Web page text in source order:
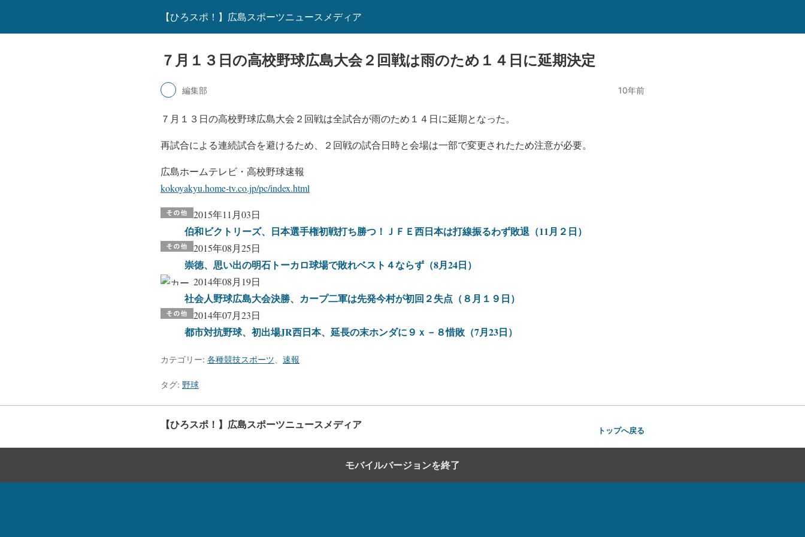
【ひろスポ！】広島スポーツニュースメディア
７月１３日の高校野球広島大会２回戦は雨のため１４日に延期決定
編集部 10年前
７月１３日の高校野球広島大会２回戦は全試合が雨のため１４日に延期となった。
再試合による連続試合を避けるため、２回戦の試合日時と会場は一部で変更されたため注意が必要。
広島ホームテレビ・高校野球速報
kokoyakyu.home-tv.co.jp/pc/index.html
2015年11月03日
伯和ビクトリーズ、日本選手権初戦打ち勝つ！ＪＦＥ西日本は打線振るわず敗退（11月２日）
2015年08月25日
崇徳、思い出の明石トーカロ球場で敗れベスト４ならず（8月24日）
2014年08月19日
社会人野球広島大会決勝、カープ二軍は先発今村が初回２失点（８月１９日）
2014年07月23日
都市対抗野球、初出場JR西日本、延長の末ホンダに９ｘ－８惜敗（7月23日）
カテゴリー: 各種競技スポーツ 速報
タグ: 野球
【ひろスポ！】広島スポーツニュースメディア トップへ戻る
モバイルバージョンを終了